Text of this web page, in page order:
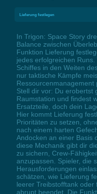
Lieferung festlegen
In Trigon: Space Story
Balance zwischen
Funktion Lieferung
jedes erfolgreichen
Schiffes in den Weiten
nur taktische Kämpfe
Ressourcenmanagement
Stell dir vor: Du erobertst
Raumstation und findest
Ersatzteile, doch dein
Hier kommt Lieferung
Prioritäten zu setzen,
nach einem harten
Andocken an einer Basis
diese Mechanik gibt dir
zu sichern, Crew-
anzupassen. Spieler, die
Herausforderungen
schätzen, wie Lieferung
leerer Treibstofftank
abrupt beendet. Die